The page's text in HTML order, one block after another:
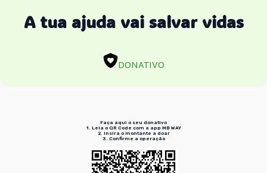
A tua ajuda vai salvar vidas
DONATIVO
Faça aqui o seu donativo
1. Leia o QR Code com a app MB WAY
2. Insira o montante a doar
3. Confirme a operação